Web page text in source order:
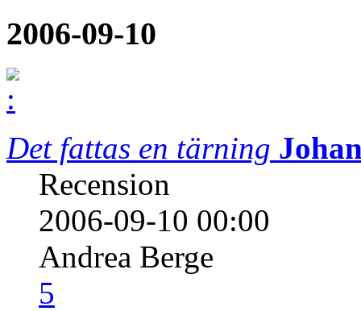
2006-09-10
Det fattas en tärning
Recension
2006-09-10 00:00
Andrea Berge
5